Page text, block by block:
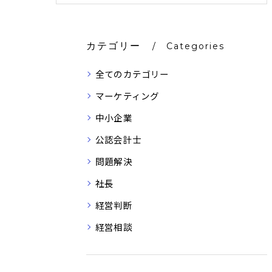
カテゴリー Categories
全てのカテゴリー
マーケティング
中小企業
公認会計士
問題解決
社長
経営判断
経営相談